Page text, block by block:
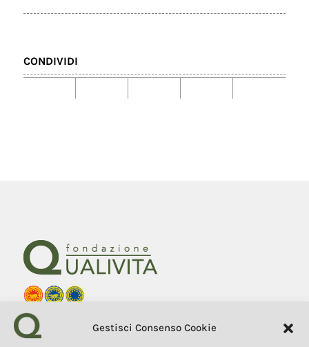
Gestisci Consenso Cookie
CONDIVIDI
Fondazione Qualivita
Sede Via Fontebranda 69